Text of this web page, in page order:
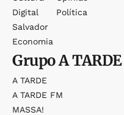
Digital
Salvador
Economia
Política
GrupoA TARDE
A TARDE
A TARDE FM
MASSA!